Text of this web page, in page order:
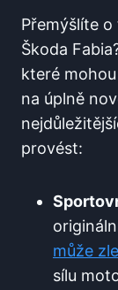
Přemýšlíte
Škoda
které
na úplně
provést:
může
sílu